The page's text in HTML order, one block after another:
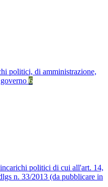
politici, di amministrazione,
6
politici di cui all'art. 14,
n. 33/2013 (da pubblicare in